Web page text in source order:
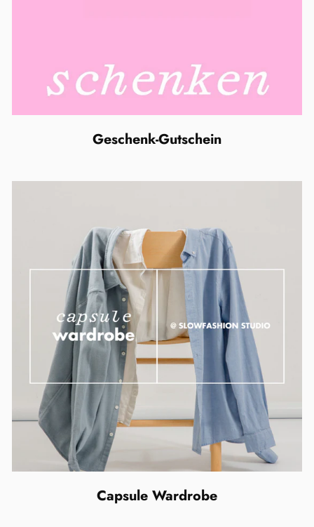
Geschenk-Gutschein
Capsule Wardrobe